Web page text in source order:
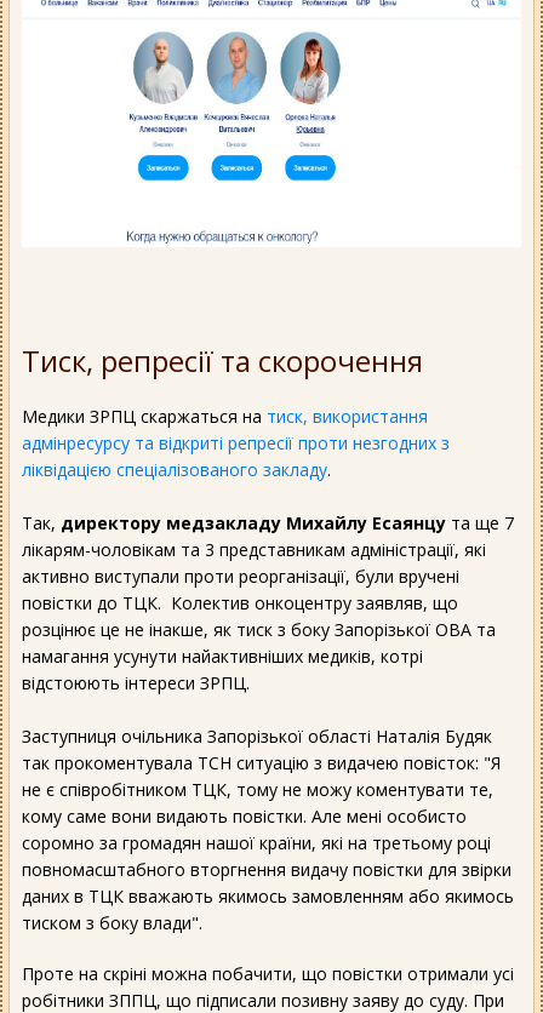
Тиск, репресії та скорочення
Медики ЗРПЦ скаржаться на тиск, використання
адмінресурсу та відкриті репресії проти незгодних з
ліквідацією спеціалізованого закладу.
Так, директору медзакладу Михайлу Есаянцу та ще 7
лікарям-чоловікам та 3 представникам адміністрації, які
активно виступали проти реорганізації, були вручені
повістки до ТЦК. Колектив онкоцентру заявляв, що
розцінює це не інакше, як тиск з боку Запорізької ОВА та
намагання усунути найактивніших медиків, котрі
відстоюють інтереси ЗРПЦ.
Заступниця очільника Запорізької області Наталія Будяк
так прокоментувала ТСН ситуацію з видачею повісток: "Я
не є співробітником ТЦК, тому не можу коментувати те,
кому саме вони видають повістки. Але мені особисто
соромно за громадян нашої країни, які на третьому році
повномасштабного вторгнення видачу повістки для звірки
даних в ТЦК вважають якимось замовленням або якимось
тиском з боку влади".
Проте на скріні можна побачити, що повістки отримали усі
робітники ЗППЦ, що підписали позивну заяву до суду. При